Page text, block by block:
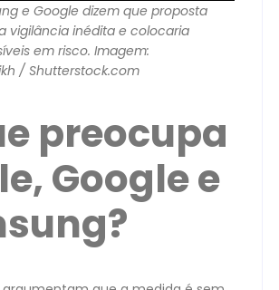
e Google dizem que proposta
vigilância inédita e colocaria
em risco. Imagem:
/ Shutterstock.com
preocupa
Google e